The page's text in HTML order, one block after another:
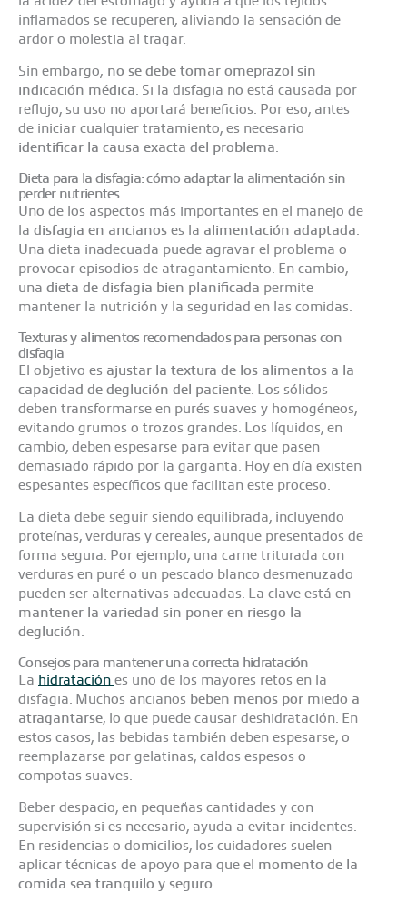
inflamados se recuperen, aliviando la sensación de
ardor o molestia al tragar.
Sin embargo, no se debe tomar omeprazol sin
indicación médica. Si la disfagia no está causada por
reflujo, su uso no aportará beneficios. Por eso, antes
de iniciar cualquier tratamiento, es necesario
identificar la causa exacta del problema.
Dieta para la disfagia: cómo adaptar la alimentación sin
perder nutrientes
Uno de los aspectos más importantes en el manejo de
la disfagia en ancianos es la alimentación adaptada.
Una dieta inadecuada puede agravar el problema o
provocar episodios de atragantamiento. En cambio,
una dieta de disfagia bien planificada permite
mantener la nutrición y la seguridad en las comidas.
Texturas y alimentos recomendados para personas con
disfagia
El objetivo es ajustar la textura de los alimentos a la
capacidad de deglución del paciente . Los sólidos
deben transformarse en purés suaves y homogéneos,
evitando grumos o trozos grandes. Los líquidos, en
cambio, deben espesarse para evitar que pasen
demasiado rápido por la garganta. Hoy en día existen
espesantes específicos que facilitan este proceso.
La dieta debe seguir siendo equilibrada, incluyendo
proteínas, verduras y cereales, aunque presentados de
forma segura. Por ejemplo, una carne triturada con
verduras en puré o un pescado blanco desmenuzado
pueden ser alternativas adecuadas. La clave está en
mantener la variedad sin poner en riesgo la
deglución.
Consejos para mantener una correcta hidratación
La hidratación es uno de los mayores retos en la
disfagia. Muchos ancianos beben menos por miedo a
atragantarse, lo que puede causar deshidratación. En
estos casos, las bebidas también deben espesarse, o
reemplazarse por gelatinas, caldos espesos o
compotas suaves.
Beber despacio, en pequeñas cantidades y con
supervisión si es necesario, ayuda a evitar incidentes.
En residencias o domicilios, los cuidadores suelen
aplicar técnicas de apoyo para que el momento de la
comida sea tranquilo y seguro.